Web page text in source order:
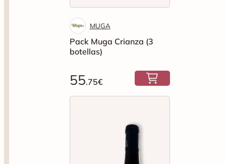
MUGA
Pack Muga Crianza (3
botellas)
55.75€